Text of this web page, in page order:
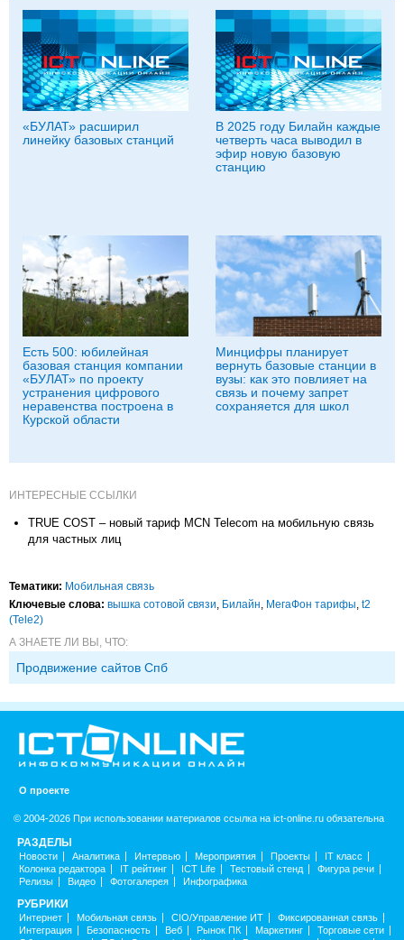
«БУЛАТ» расширил
линейку базовых станций
В 2025 году Билайн каждые
четверть часа выводил в
эфир новую базовую
станцию
Есть 500: юбилейная
базовая станция компании
«БУЛАТ» по проекту
устранения цифрового
неравенства построена в
Курской области
Минцифры планирует
вернуть базовые станции в
вузы: как это повлияет на
связь и почему запрет
сохраняется для школ
ИНТЕРЕСНЫЕ ССЫЛКИ
TRUE COST – новый тариф MCN Telecom на мобильную связь
для частных лиц
Тематики: Мобильная связь
Ключевые слова: вышка сотовой связи Билайн МегаФон тарифы t2
(Tele2)
А ЗНАЕТЕ ЛИ ВЫ, ЧТО:
Продвижение сайтов Спб
О проекте
© 2004-2026 При использовании материалов ссылка на ict-online.ru обязательна
РАЗДЕЛЫ
Новости Аналитика Интервью Мероприятия Проекты
IT класс
Колонка редактора
IT рейтинг ICT Life Тестовый стенд
Фигура речи
Релизы
Видео Фотогалерея Инфографика
РУБРИКИ
Интернет Мобильная связь CIO/Управление ИТ
Фиксированная связь
Интеграция
Безопасность Веб Рынок ПК Маркетинг
Торговые сети